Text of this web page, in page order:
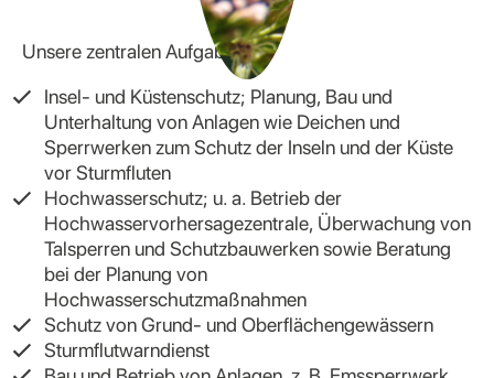
Unsere zentralen Aufgaben:
Insel- und Küstenschutz; Planung, Bau und
Unterhaltung von Anlagen wie Deichen und
Sperrwerken zum Schutz der Inseln und der Küste
vor Sturmfluten
Hochwasserschutz; u. a. Betrieb der
Hochwasservorhersagezentrale, Überwachung von
Talsperren und Schutzbauwerken sowie Beratung
bei der Planung von
Hochwasserschutzmaßnahmen
Schutz von Grund- und Oberflächengewässern
Sturmflutwarndienst